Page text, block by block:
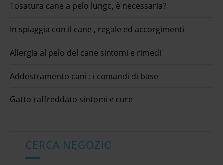
Tosatura cane a pelo lungo, è necessaria?
In spiaggia con il cane , regole ed accorgimenti
Allergia al pelo del cane sintomi e rimedi
Addestramento cani : i comandi di base
Gatto raffreddato sintomi e cure
CERCA NEGOZIO